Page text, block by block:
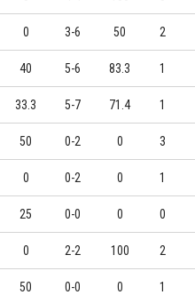
0 3-6 50 2
40 5-6 83.3 1
33.3 5-7 71.4 1
50 0-2 0 3
0 0-2 0 1
25 0-0 0 0
0 2-2 100 2
50 0-0 0 1